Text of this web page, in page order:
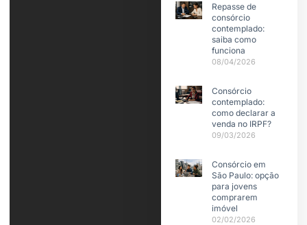
Repasse de
consórcio
contemplado:
saiba como
funciona
08/04/2026
Consórcio
contemplado:
como declarar a
venda no IRPF?
09/03/2026
Consórcio em
São Paulo: opção
para jovens
comprarem
imóvel
02/02/2026